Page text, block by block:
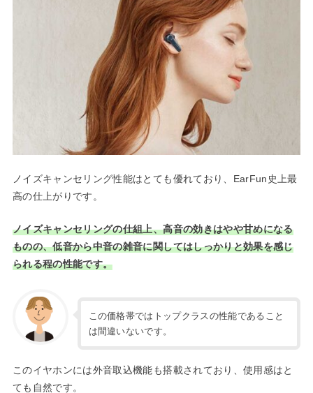
ノイズキャンセリング性能はとても優れており、EarFun史上最
高の仕上がりです。
ノイズキャンセリングの仕組上、高音の効きはやや甘めになる
ものの、低音から中音の雑音に関してはしっかりと効果を感じ
られる程の性能です。
この価格帯ではトップクラスの性能であること
は間違いないです。
このイヤホンには外音取込機能も搭載されており、使用感はと
ても自然です。